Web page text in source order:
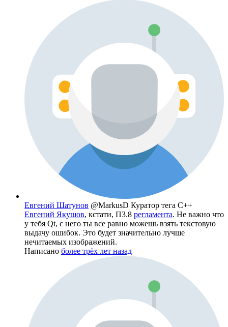
Евгений Шатунов @MarkusD Куратор тега C++
Евгений Якушов, кстати, П3.8 регламента. Не важно что
у тебя Qt, с него ты все равно можешь взять текстовую
выдачу ошибок. Это будет значительно лучше
нечитаемых изображений.
Написано более трёх лет назад